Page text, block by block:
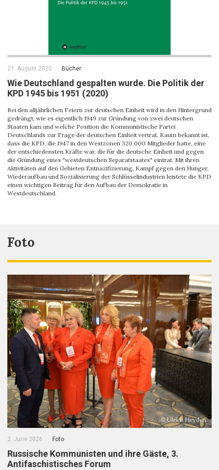
21. August 2020 Bücher
Wie Deutschland gespalten wurde. Die Politik der
KPD 1945 bis 1951 (2020)
Bei den alljährlichen Feiern zur deutschen Einheit wird in den Hintergrund
gedrängt, wie es eigentlich 1949 zur Gründung von zwei deutschen
Staaten kam und welche Position die Kommunistische Partei
Deutschlands zur Frage der deutschen Einheit vertrat. Kaum bekannt ist,
dass die KPD, die 1947 in den Westzonen 320.000 Mitglieder hatte, eine
der entschiedensten Kräfte war, die für die deutsche Einheit und gegen
die Gründung eines "westdeutschen Separatstaates" eintrat. Mit ihren
Aktivitäten auf den Gebieten Entnazifizierung, Kampf gegen den Hunger,
Wiederaufbau und Sozialisierung der Schlüsselindustrien leistete die KPD
einen wichtigen Beitrag für den Aufbau der Demokratie in
Westdeutschland.
Foto
2. June 2026 Foto
Russische Kommunisten und ihre Gäste, 3.
Antifaschistisches Forum